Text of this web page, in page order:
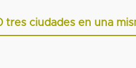
tres ciudades en una